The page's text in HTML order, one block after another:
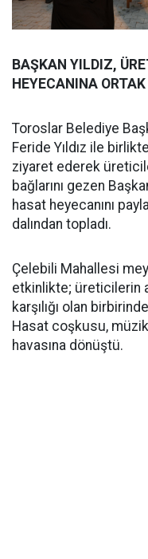
BAŞKAN YILDIZ,
HEYECANINA
Toroslar Belediye
Feride Yıldız ile
ziyaret ederek
bağlarını gezen
hasat heyecanını
dalından topladı.
Çelebili Mahallesi
etkinlikte; üreticilerin
karşılığı olan
Hasat coşkusu,
havasına dönüştü.